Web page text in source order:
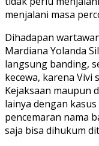
menjalani masa
Dihadapan
Mardiana Yolanda
langsung banding,
kecewa, karena Vivi
Kejaksaan maupun
lainya dengan
pencemaran nama
saja bisa dihukum